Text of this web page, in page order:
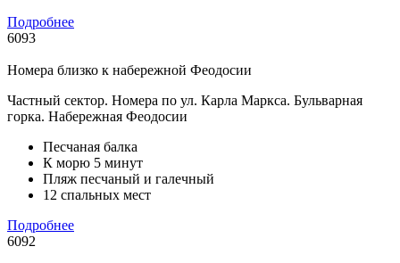
Подробнее
6093
Номера близко к набережной Феодосии
Частный сектор. Номера по ул. Карла Маркса. Бульварная
горка. Набережная Феодосии
Песчаная балка
К морю 5 минут
Пляж песчаный и галечный
12 спальных мест
Подробнее
6092